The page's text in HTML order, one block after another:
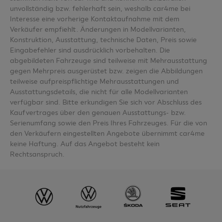
unvollständig bzw. fehlerhaft sein, weshalb car4me bei
Interesse eine vorherige Kontaktaufnahme mit dem
Verkäufer empfiehlt. Änderungen in Modellvarianten,
Konstruktion, Ausstattung, technische Daten, Preis sowie
Eingabefehler sind ausdrücklich vorbehalten. Die
abgebildeten Fahrzeuge sind teilweise mit Mehrausstattung
gegen Mehrpreis ausgerüstet bzw. zeigen die Abbildungen
teilweise aufpreispflichtige Mehrausstattungen und
Ausstattungsdetails, die nicht für alle Modellvarianten
verfügbar sind. Bitte erkundigen Sie sich vor Abschluss des
Kaufvertrages über den genauen Ausstattungs- bzw.
Serienumfang sowie den Preis Ihres Fahrzeuges. Für die von
den Verkäufern eingestellten Angebote übernimmt car4me
keine Haftung. Auf das Angebot besteht kein
Rechtsanspruch.